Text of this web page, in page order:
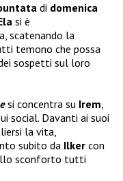
di domenica
si è
scatenando la
temono che possa
sospetti sul loro
si concentra su Irem,
social. Davanti ai suoi
la vita,
subito da Ilker con
sconforto tutti